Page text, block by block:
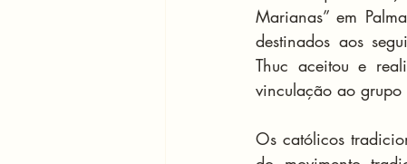
Marianas” em
destinados aos
Thuc aceitou e
vinculação ao
Os católicos